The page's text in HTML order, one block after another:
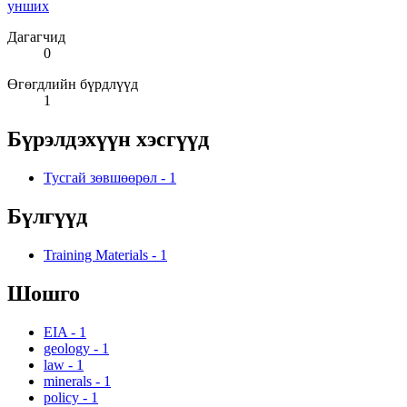
унших
Дагагчид
0
Өгөгдлийн бүрдлүүд
1
Бүрэлдэхүүн хэсгүүд
Тусгай зөвшөөрөл - 1
Бүлгүүд
Training Materials - 1
Шошго
EIA - 1
geology - 1
law - 1
minerals - 1
policy - 1